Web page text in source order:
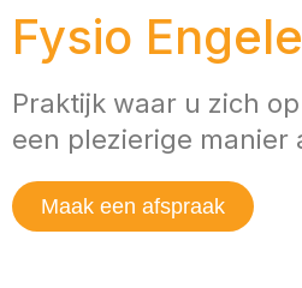
Fysio
Praktijk waar u zich
een plezierige
Maak een afspraak